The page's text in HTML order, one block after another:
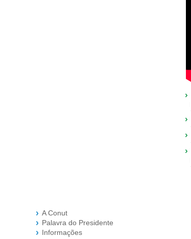
A Conut
Palavra do Presidente
Informações